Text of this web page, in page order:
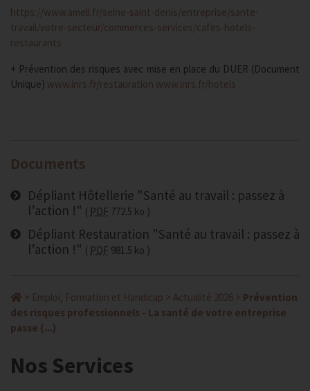
https://www.ameli.fr/seine-saint-denis/entreprise/sante-
travail/votre-secteur/commerces-services/cafes-hotels-
restaurants
+ Prévention des risques avec mise en place du DUER (Document
Unique) www.inrs.fr/restauration www.inrs.fr/hotels
Documents
Dépliant Hôtellerie "Santé au travail : passez à
l’action !"
PDF 772.5 ko
Dépliant Restauration "Santé au travail : passez à
l’action !"
PDF 981.5 ko
> Emploi, Formation et Handicap > Actualité 2026 > Prévention
des risques professionnels - La santé de votre entreprise
passe (...)
Nos Services